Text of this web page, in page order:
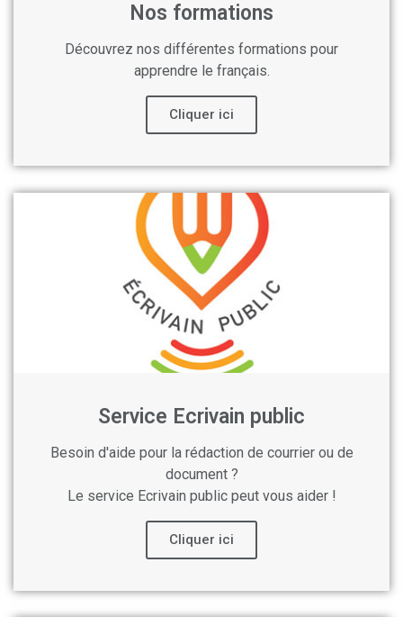
Nos formations
Découvrez nos différentes formations pour
apprendre le français.
Cliquer ici
Service Ecrivain public
Besoin d'aide pour la rédaction de courrier ou de
document ?
Le service Ecrivain public peut vous aider !
Cliquer ici